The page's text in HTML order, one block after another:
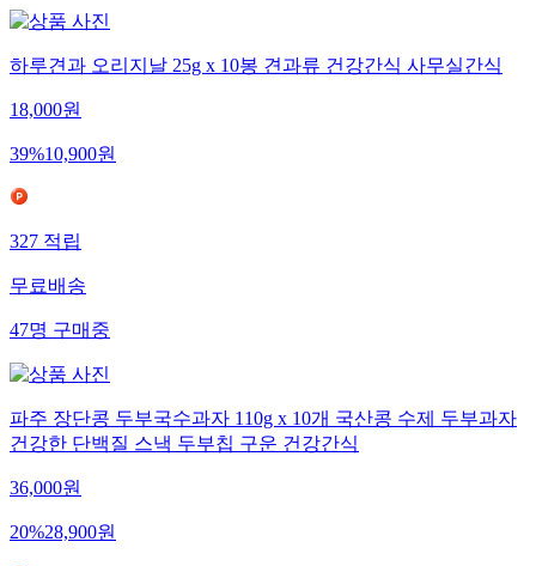
하루견과 오리지날 25g x 10봉 견과류 건강간식 사무실간식
18,000원
39%10,900원
327적립
무료배송
47명구매중
파주 장단콩 두부국수과자 110g x 10개 국산콩 수제 두부과자
건강한 단백질 스낵 두부칩 구운 건강간식
36,000원
20%28,900원